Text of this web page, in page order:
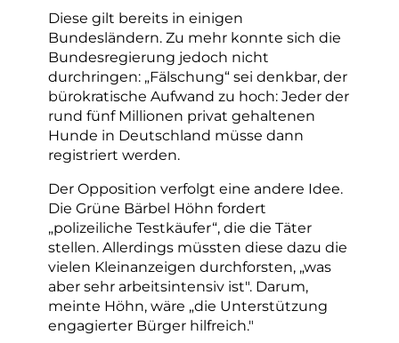
Diese gilt bereits in einigen
Bundesländern. Zu mehr konnte sich die
Bundesregierung jedoch nicht
durchringen: „Fälschung“ sei denkbar, der
bürokratische Aufwand zu hoch: Jeder der
rund fünf Millionen privat gehaltenen
Hunde in Deutschland müsse dann
registriert werden.
Der Opposition verfolgt eine andere Idee.
Die Grüne Bärbel Höhn fordert
„polizeiliche Testkäufer“, die die Täter
stellen. Allerdings müssten diese dazu die
vielen Kleinanzeigen durchforsten, „was
aber sehr arbeitsintensiv ist". Darum,
meinte Höhn, wäre „die Unterstützung
engagierter Bürger hilfreich."